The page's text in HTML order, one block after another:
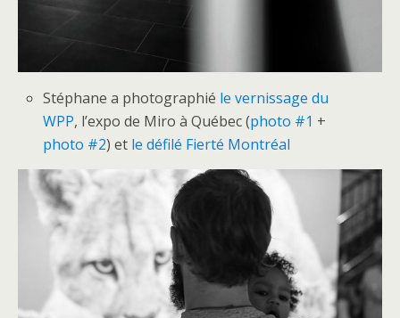
Stéphane a photographié le vernissage du
WPP, l’expo de Miro à Québec (photo #1 +
photo #2) et le défilé Fierté Montréal